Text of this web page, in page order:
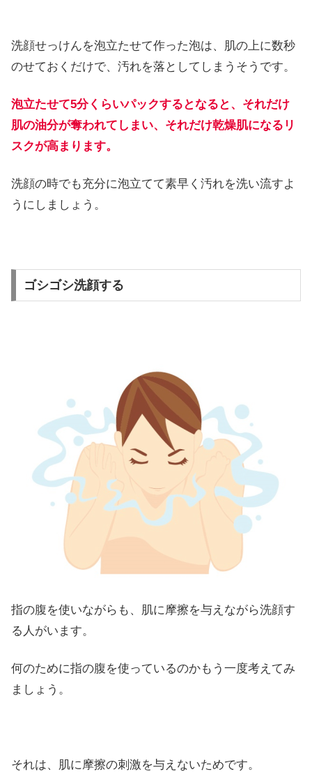
洗顔せっけんを泡立たせて作った泡は、肌の上に数秒
のせておくだけで、汚れを落としてしまうそうです。
泡立たせて5分くらいパックするとなると、それだけ
肌の油分が奪われてしまい、それだけ乾燥肌になるリ
スクが高まります。
洗顔の時でも充分に泡立てて素早く汚れを洗い流すよ
うにしましょう。
ゴシゴシ洗顔する
指の腹を使いながらも、肌に摩擦を与えながら洗顔す
る人がいます。
何のために指の腹を使っているのかもう一度考えてみ
ましょう。
それは、肌に摩擦の刺激を与えないためです。